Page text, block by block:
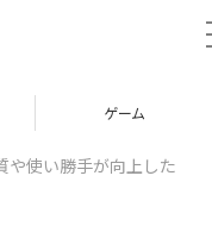
ゲーム
や使い勝手が向上した